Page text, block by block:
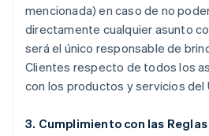
mencionada) en caso de no
directamente cualquier asunto
será el único responsable de
Clientes respecto de todos los
con los productos y servicios del
3. Cumplimiento con las